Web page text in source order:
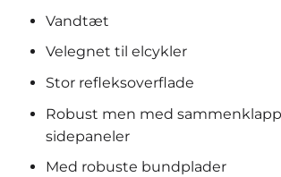
Vandtæt
Velegnet til elcykler
Stor refleksoverflade
Robust men med
sidepaneler
Med robuste bundplader